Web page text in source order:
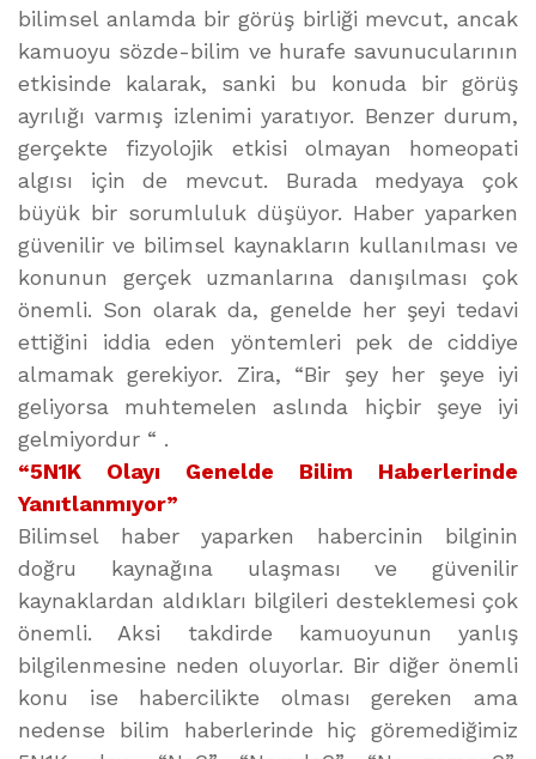
bilimsel anlamda bir görüş birliği mevcut, ancak
kamuoyu sözde-bilim ve hurafe savunucularının
etkisinde kalarak, sanki bu konuda bir görüş
ayrılığı varmış izlenimi yaratıyor. Benzer durum,
gerçekte fizyolojik etkisi olmayan homeopati
algısı için de mevcut. Burada medyaya çok
büyük bir sorumluluk düşüyor. Haber yaparken
güvenilir ve bilimsel kaynakların kullanılması ve
konunun gerçek uzmanlarına danışılması çok
önemli. Son olarak da, genelde her şeyi tedavi
ettiğini iddia eden yöntemleri pek de ciddiye
almamak gerekiyor. Zira, “Bir şey her şeye iyi
geliyorsa muhtemelen aslında hiçbir şeye iyi
gelmiyordur “ .
“5N1K Olayı Genelde Bilim Haberlerinde
Yanıtlanmıyor”
Bilimsel haber yaparken habercinin bilginin
doğru kaynağına ulaşması ve güvenilir
kaynaklardan aldıkları bilgileri desteklemesi çok
önemli. Aksi takdirde kamuoyunun yanlış
bilgilenmesine neden oluyorlar. Bir diğer önemli
konu ise habercilikte olması gereken ama
nedense bilim haberlerinde hiç göremediğimiz